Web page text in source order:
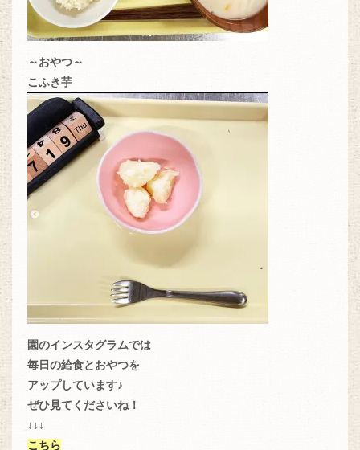
～おやつ～
こふき芋
園のインスタグラムでは
毎日の給食とおやつを
アップしています♪
ぜひ見てくださいね！
↓↓↓
こちら